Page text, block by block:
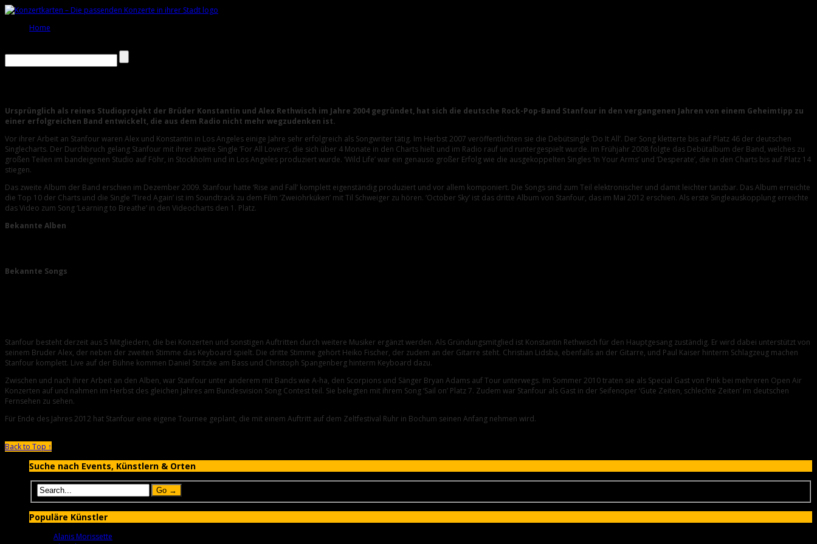
Home
Ursprünglich als reines Studioprojekt der Brüder Konstantin und Alex Rethwisch im Jahre 2004 gegründet, hat sich die deutsche Rock-Pop-Band Stanfour in den vergangenen Jahren von einem Geheimtipp zu
einer erfolgreichen Band entwickelt, die aus dem Radio nicht mehr wegzudenken ist.
Vor ihrer Arbeit an Stanfour waren Alex und Konstantin in Los Angeles einige Jahre sehr erfolgreich als Songwriter tätig. Im Herbst 2007 veröffentlichten sie die Debütsingle ‘Do It All’. Der Song kletterte bis auf Platz 46 der deutschen
Singlecharts. Der Durchbruch gelang Stanfour mit ihrer zweite Single ‘For All Lovers’, die sich über 4 Monate in den Charts hielt und im Radio rauf und runtergespielt wurde. Im Frühjahr 2008 folgte das Debütalbum der Band, welches zu
großen Teilen im bandeigenen Studio auf Föhr, in Stockholm und in Los Angeles produziert wurde. ‘Wild Life’ war ein genauso großer Erfolg wie die ausgekoppelten Singles ‘In Your Arms’ und ‘Desperate’, die in den Charts bis auf Platz 14
stiegen.
Das zweite Album der Band erschien im Dezember 2009. Stanfour hatte ‘Rise and Fall’ komplett eigenständig produziert und vor allem komponiert. Die Songs sind zum Teil elektronischer und damit leichter tanzbar. Das Album erreichte
die Top 10 der Charts und die Single ‘Tired Again’ ist im Soundtrack zu dem Film ‘Zweiohrküken’ mit Til Schweiger zu hören. ‘October Sky’ ist das dritte Album von Stanfour, das im Mai 2012 erschien. Als erste Singleauskopplung erreichte
das Video zum Song ‘Learning to Breathe’ in den Videocharts den 1. Platz.
Bekannte Alben
Bekannte Songs
Stanfour besteht derzeit aus 5 Mitgliedern, die bei Konzerten und sonstigen Auftritten durch weitere Musiker ergänzt werden. Als Gründungsmitglied ist Konstantin Rethwisch für den Hauptgesang zuständig. Er wird dabei unterstützt von
seinem Bruder Alex, der neben der zweiten Stimme das Keyboard spielt. Die dritte Stimme gehört Heiko Fischer, der zudem an der Gitarre steht. Christian Lidsba, ebenfalls an der Gitarre, und Paul Kaiser hinterm Schlagzeug machen
Stanfour komplett. Live auf der Bühne kommen Daniel Stritzke am Bass und Christoph Spangenberg hinterm Keyboard dazu.
Zwischen und nach ihrer Arbeit an den Alben, war Stanfour unter anderem mit Bands wie A-ha, den Scorpions und Sänger Bryan Adams auf Tour unterwegs. Im Sommer 2010 traten sie als Special Gast von Pink bei mehreren Open Air
Konzerten auf und nahmen im Herbst des gleichen Jahres am Bundesvision Song Contest teil. Sie belegten mit ihrem Song ‘Sail on’ Platz 7. Zudem war Stanfour als Gast in der Seifenoper ‘Gute Zeiten, schlechte Zeiten’ im deutschen
Fernsehen zu sehen.
Für Ende des Jahres 2012 hat Stanfour eine eigene Tournee geplant, die mit einem Auftritt auf dem Zeltfestival Ruhr in Bochum seinen Anfang nehmen wird.
Back to Top ↑
Suche nach Events, Künstlern & Orten
Populäre Künstler
Alanis Morissette